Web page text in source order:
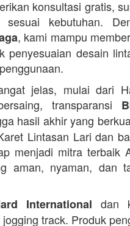
konsultasi gratis,
kebutuhan.
, kami mampu
penyesuaian desain
jelas, mulai dari
transparansi
hasil akhir yang
Lintasan Lari dan
menjadi mitra terbaik
aman, nyaman, dan
International dan
track. Produk